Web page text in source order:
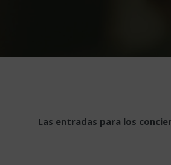
Las entradas para los